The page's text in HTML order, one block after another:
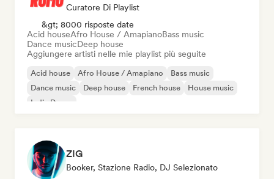
Curatore Di Playlist
&gt; 8000 risposte date
Acid houseAfro House / AmapianoBass music
Dance musicDeep house
Aggiungere artisti nelle mie playlist più seguite
Acid house Afro House / Amapiano
Bass music
Dance music
Deep house French house
House music
Indie Dance
ZIG
Booker, Stazione Radio, DJ Selezionato